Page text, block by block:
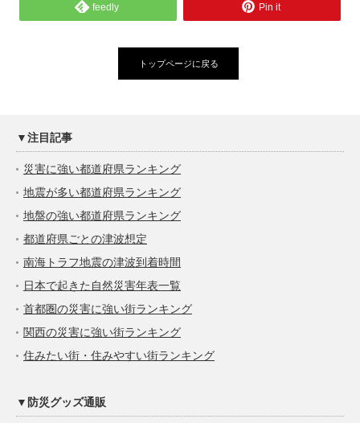
feedly Pin it
トップページに戻る
▼注目記事
災害に強い都道府県ランキング
地震が多い都道府県ランキング
地盤の強い都道府県ランキング
都道府県ごとの津波想定
南海トラフ地震の津波到着時間
日本で起きた自然災害年表一覧
首都圏の災害に強い街ランキング
関西の災害に強い街ランキング
住みたい街・住みやすい街ランキング
▼防災グッズ通販